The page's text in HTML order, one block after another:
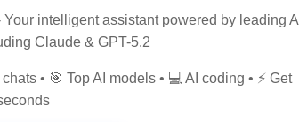
Your intelligent assistant powered by leading AI
Claude & GPT-5.2
• 🎯 Top AI models • 💻 AI coding • ⚡ Get